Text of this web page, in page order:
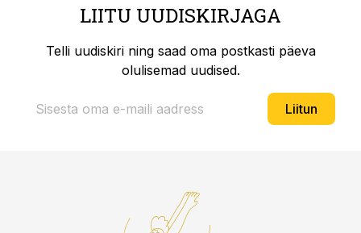
LIITU UUDISKIRJAGA
Telli uudiskiri ning saad oma postkasti päeva
olulisemad uudised.
Liitun